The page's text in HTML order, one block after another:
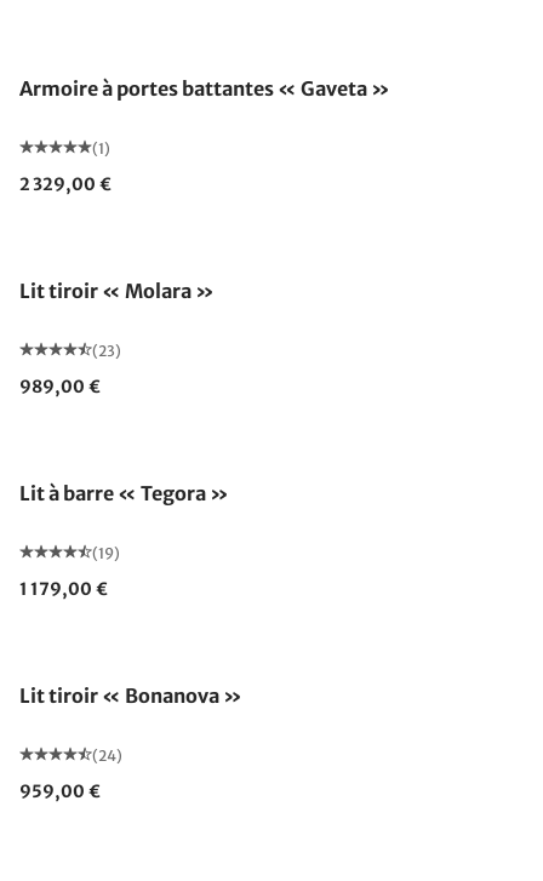
Armoire à portes battantes « Gaveta »
(1)
2 329,00 €
Lit tiroir « Molara »
(23)
989,00 €
Lit à barre « Tegora »
(19)
1 179,00 €
Lit tiroir « Bonanova »
(24)
959,00 €